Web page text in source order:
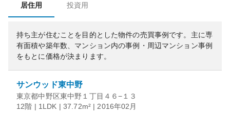
居住用 投資用
持ち主が住むことを目的とした物件の売買事例です。 主に専
有面積や築年数、マンション内の事例・周辺マンション事例
をもとに価格が決まります。
サンウッド東中野
東京都中野区東中野１丁目４６−１３
12階 | 1LDK | 37.72m² | 2016年02月